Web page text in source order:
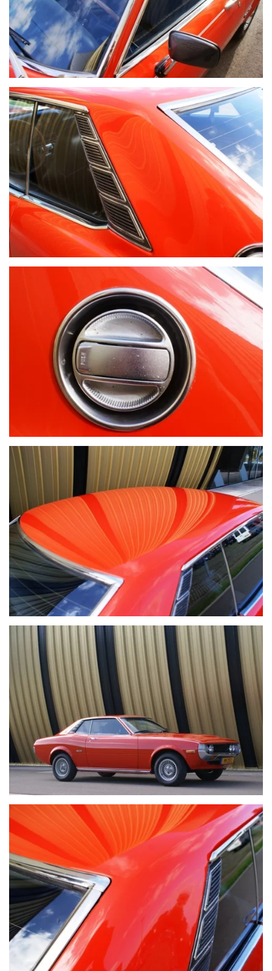
VOIR PLUS
VOIR PLUS
VOIR PLUS
VOIR PLUS
VOIR PLUS